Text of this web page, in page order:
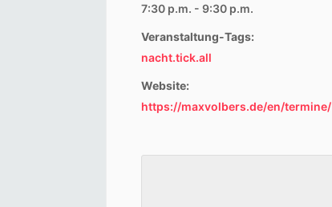
7:30 p.m. - 9:30 p.m.
Veranstaltung-Tags:
nacht.tick.all
Website:
https://maxvolbers.de/en/termine/